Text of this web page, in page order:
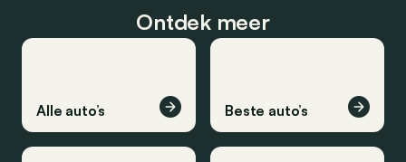
Ontdek meer
Alle auto’s Beste auto’s